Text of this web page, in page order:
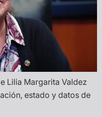
Lilia Margarita Valdez
estado y datos de